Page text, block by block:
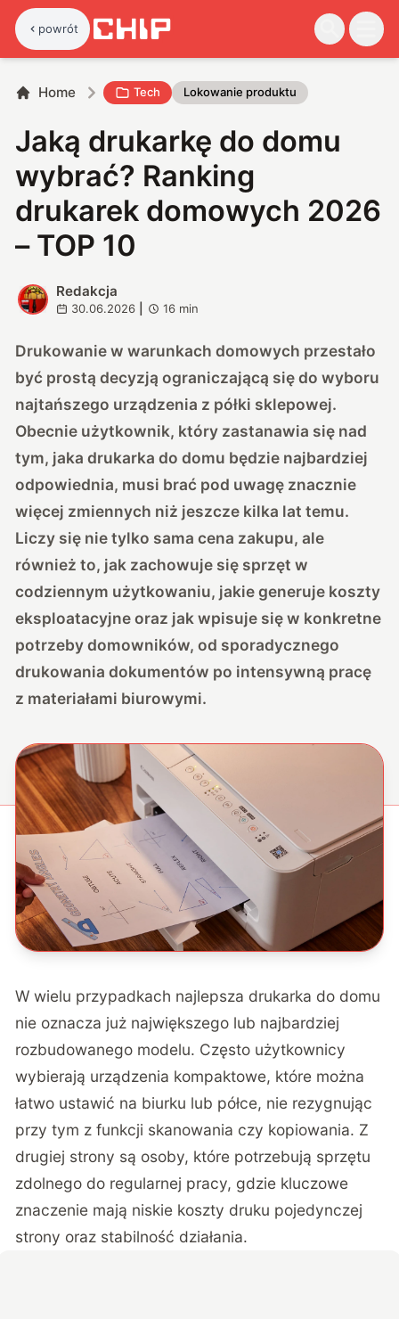
powrót
Home Tech Lokowanie produktu
Jaką drukarkę do domu
wybrać? Ranking
drukarek domowych 2026
– TOP 10
R
Redakcja
30.06.2026 16 min
Drukowanie w warunkach domowych przestało
być prostą decyzją ograniczającą się do wyboru
najtańszego urządzenia z półki sklepowej.
Obecnie użytkownik, który zastanawia się nad
tym, jaka drukarka do domu będzie najbardziej
odpowiednia, musi brać pod uwagę znacznie
więcej zmiennych niż jeszcze kilka lat temu.
Liczy się nie tylko sama cena zakupu, ale
również to, jak zachowuje się sprzęt w
codziennym użytkowaniu, jakie generuje koszty
eksploatacyjne oraz jak wpisuje się w konkretne
potrzeby domowników, od sporadycznego
drukowania dokumentów po intensywną pracę
z materiałami biurowymi.
W wielu przypadkach najlepsza drukarka do domu
nie oznacza już największego lub najbardziej
rozbudowanego modelu. Często użytkownicy
wybierają urządzenia kompaktowe, które można
łatwo ustawić na biurku lub półce, nie rezygnując
przy tym z funkcji skanowania czy kopiowania. Z
drugiej strony są osoby, które potrzebują sprzętu
zdolnego do regularnej pracy, gdzie kluczowe
znaczenie mają niskie koszty druku pojedynczej
strony oraz stabilność działania.